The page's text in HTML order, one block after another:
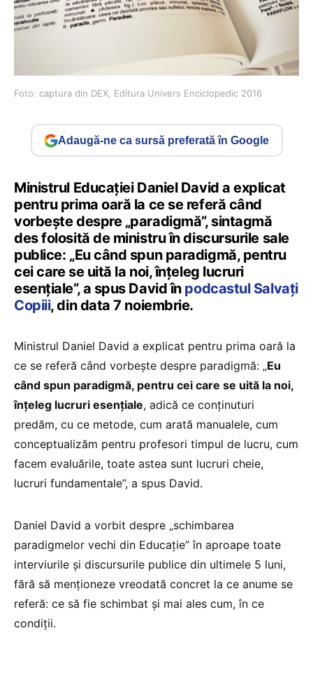
Foto: captura din DEX, Editura Univers Enciclopedic 2016
Adaugă-ne ca sursă preferată în Google
Ministrul Educației Daniel David a explicat
pentru prima oară la ce se referă când
vorbește despre „paradigmă”, sintagmă
des folosită de ministru în discursurile sale
publice: „Eu când spun paradigmă, pentru
cei care se uită la noi, înțeleg lucruri
esențiale”, a spus David în podcastul Salvați
Copiii, din data 7 noiembrie.
Ministrul Daniel David a explicat pentru prima oară la
ce se referă când vorbește despre paradigmă: „Eu
când spun paradigmă, pentru cei care se uită la noi,
înțeleg lucruri esențiale, adică ce conținuturi
predăm, cu ce metode, cum arată manualele, cum
conceptualizăm pentru profesori timpul de lucru, cum
facem evaluările, toate astea sunt lucruri cheie,
lucruri fundamentale”, a spus David.
Daniel David a vorbit despre „schimbarea
paradigmelor vechi din Educație” în aproape toate
interviurile și discursurile publice din ultimele 5 luni,
fără să menționeze vreodată concret la ce anume se
referă: ce să fie schimbat și mai ales cum, în ce
condiții.